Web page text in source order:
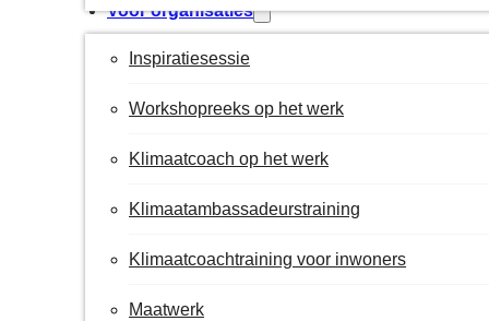
Voor organisaties
Inspiratiesessie
Workshopreeks op het werk
Klimaatcoach op het werk
Klimaatambassadeurstraining
Klimaatcoachtraining voor inwoners
Maatwerk